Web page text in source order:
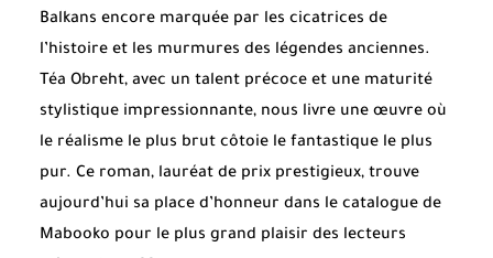
Balkans encore marquée par les cicatrices de
l’histoire et les murmures des légendes anciennes.
Téa Obreht, avec un talent précoce et une maturité
stylistique impressionnante, nous livre une œuvre où
le réalisme le plus brut côtoie le fantastique le plus
pur. Ce roman, lauréat de prix prestigieux, trouve
aujourd’hui sa place d’honneur dans le catalogue de
Mabooko pour le plus grand plaisir des lecteurs